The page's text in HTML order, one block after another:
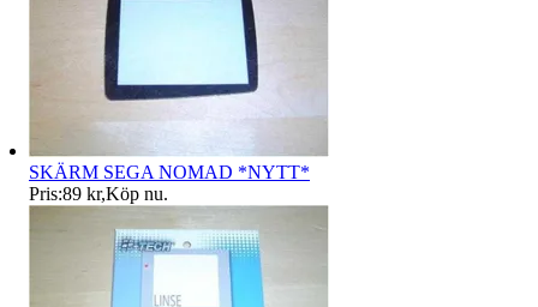
SKÄRM SEGA NOMAD *NYTT*
Pris:89 kr,Köp nu.